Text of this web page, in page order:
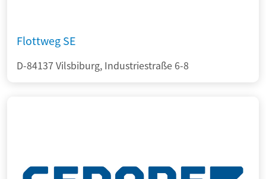
Flottweg SE
D-84137 Vilsbiburg, Industriestraße 6-8